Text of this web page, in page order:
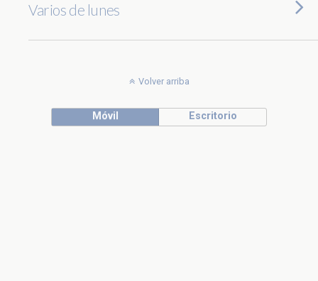
Varios de lunes
Volver arriba
Móvil Escritorio